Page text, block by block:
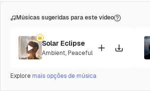
Músicas sugeridas para este vídeo
Solar Eclipse
Ambient, Peaceful
Explore mais opções de música